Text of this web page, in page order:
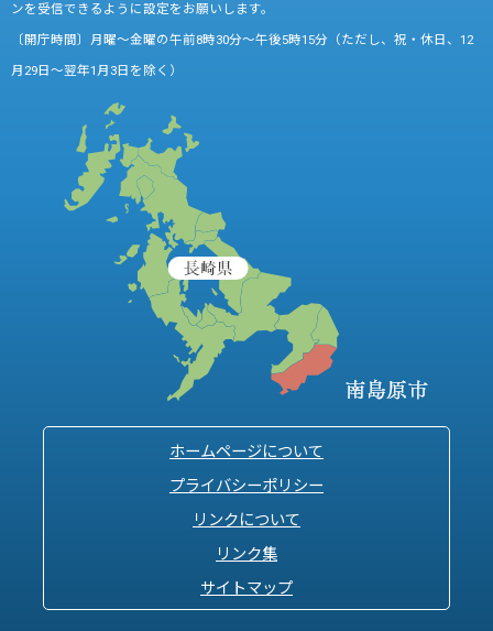
ンを受信できるように設定をお願いします。
〔開庁時間〕月曜～金曜の午前8時30分～午後5時15分（ただし、祝・休日、12
月29日～翌年1月3日を除く）
ホームページについて
プライバシーポリシー
リンクについて
リンク集
サイトマップ